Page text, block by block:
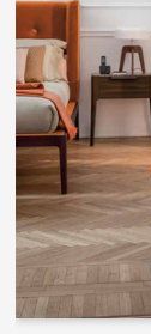
Alchymia